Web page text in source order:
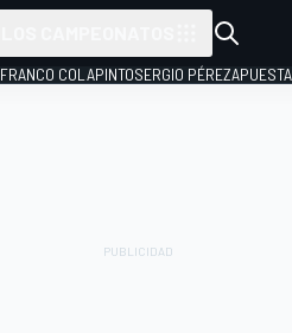
FRANCO COLAPINTOSERGIO PÉREZ